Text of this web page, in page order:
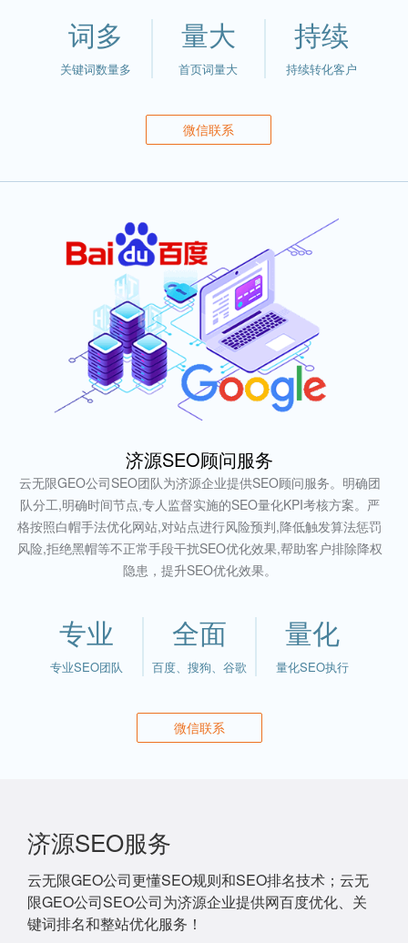
词多
关键词数量多
量大
首页词量大
持续
持续转化客户
微信联系
济源SEO顾问服务
云无限GEO公司SEO团队为济源企业提供SEO顾问服务。明确团
队分工,明确时间节点,专人监督实施的SEO量化KPI考核方案。严
格按照白帽手法优化网站,对站点进行风险预判,降低触发算法惩罚
风险,拒绝黑帽等不正常手段干扰SEO优化效果,帮助客户排除降权
隐患，提升SEO优化效果。
专业
专业SEO团队
全面
百度、搜狗、谷歌
量化
量化SEO执行
微信联系
济源SEO服务
云无限GEO公司更懂SEO规则和SEO排名技术；云无
限GEO公司SEO公司为济源企业提供网百度优化、关
键词排名和整站优化服务！